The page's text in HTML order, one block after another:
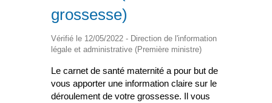
grossesse)
Vérifié le 12/05/2022 - Direction de l'information
légale et administrative (Première ministre)
Le carnet de santé maternité a pour but de
vous apporter une information claire sur le
déroulement de votre grossesse. Il vous